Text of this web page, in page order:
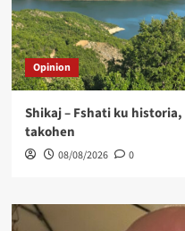
Opinion
Shikaj – Fshati ku
takohen
08/08/2026 0